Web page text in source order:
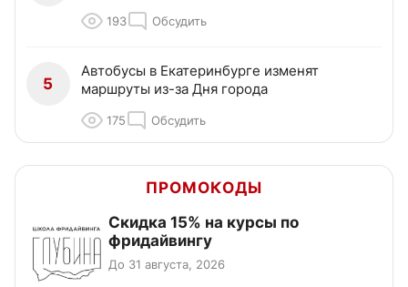
193 Обсудить
5
Автобусы в Екатеринбурге изменят
маршруты из-за Дня города
175 Обсудить
ПРОМОКОДЫ
Скидка 15% на курсы по
фридайвингу
До 31 августа, 2026